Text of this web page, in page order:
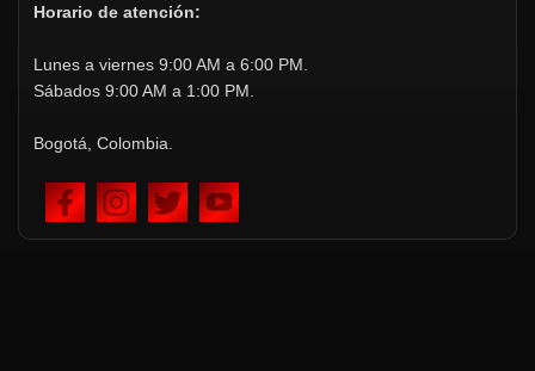
Horario de atención:
Lunes a viernes 9:00 AM a 6:00 PM.
Sábados 9:00 AM a 1:00 PM.
Bogotá, Colombia.